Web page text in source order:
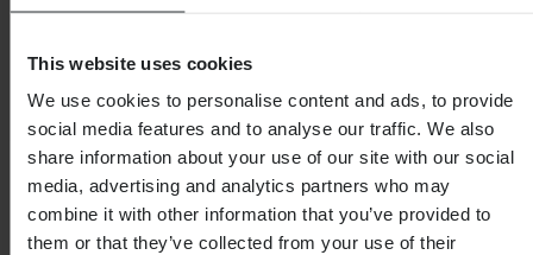
This website uses cookies
We use cookies to personalise content and ads, to provide
social media features and to analyse our traffic. We also
share information about your use of our site with our social
media, advertising and analytics partners who may
combine it with other information that you’ve provided to
them or that they’ve collected from your use of their